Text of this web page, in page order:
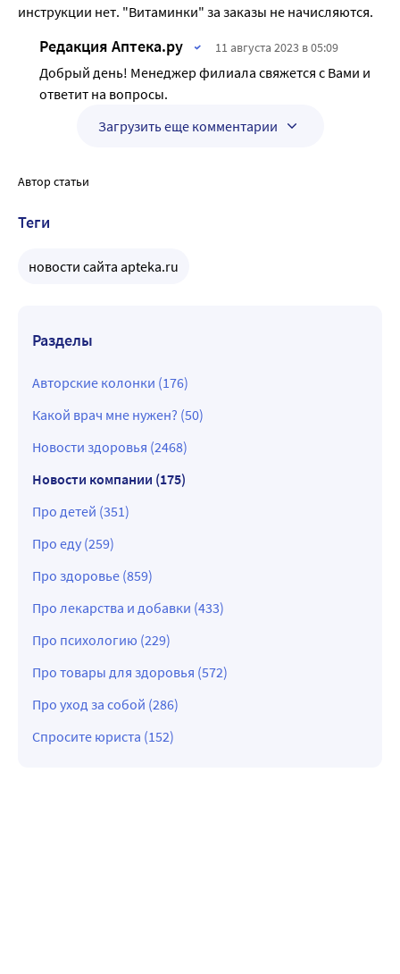
инструкции нет. "Витаминки" за заказы не начисляются.
Редакция Аптека.ру 11 августа 2023 в 05:09
Добрый день! Менеджер филиала свяжется с Вами и
ответит на вопросы.
Загрузить еще комментарии
Автор статьи
Теги
новости сайта apteka.ru
Разделы
Авторские колонки (176)
Какой врач мне нужен? (50)
Новости здоровья (2468)
Новости компании (175)
Про детей (351)
Про еду (259)
Про здоровье (859)
Про лекарства и добавки (433)
Про психологию (229)
Про товары для здоровья (572)
Про уход за собой (286)
Спросите юриста (152)